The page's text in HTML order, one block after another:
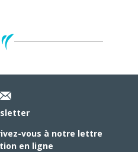
vous à notre lettre
en ligne